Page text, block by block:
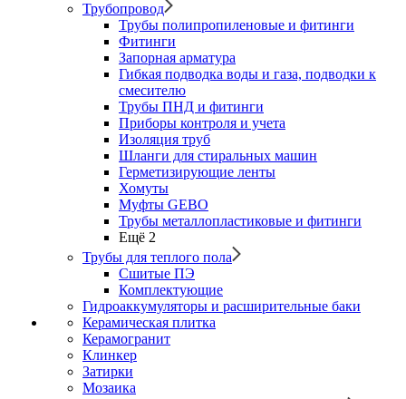
Трубопровод
Трубы полипропиленовые и фитинги
Фитинги
Запорная арматура
Гибкая подводка воды и газа, подводки к
смесителю
Трубы ПНД и фитинги
Приборы контроля и учета
Изоляция труб
Шланги для стиральных машин
Герметизирующие ленты
Хомуты
Муфты GEBO
Трубы металлопластиковые и фитинги
Ещё 2
Трубы для теплого пола
Сшитые ПЭ
Комплектующие
Гидроаккумуляторы и расширительные баки
Керамическая плитка
Керамогранит
Клинкер
Затирки
Мозаика